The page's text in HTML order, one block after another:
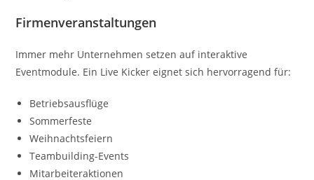
Firmenveranstaltungen
Immer mehr Unternehmen setzen auf interaktive
Eventmodule. Ein Live Kicker eignet sich hervorragend für:
Betriebsausflüge
Sommerfeste
Weihnachtsfeiern
Teambuilding-Events
Mitarbeiteraktionen